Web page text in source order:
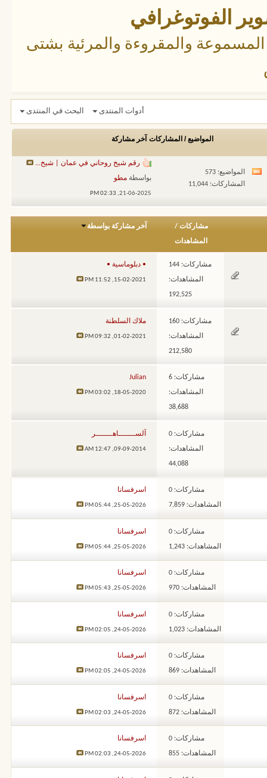
الفوتوغرافي
والمقروءة والمرئية بشتى
أدوات المنتدى البحث في المنتدى
المواضيع / المشاركات آخر مشاركة
مشاهدة
هذا
المواضيع: 573
المشاركات: 11,044
رقم شيخ روحاني في عمان | شيخ...
بواسطة مطو
21-06-2025,
02:33 PM
مشاركات /
المشاهدات
آخر مشاركة بواسطة
مشاركات: 144
المشاهدات:
192,525
• دبلوماسية •
15-02-2021,
11:52 PM
مشاركات: 160
المشاهدات:
212,580
ملاك السلطنة
01-02-2021,
09:32 PM
مشاركات: 6
المشاهدات:
38,688
Julian
18-05-2020,
03:02 PM
مشاركات: 0
المشاهدات:
44,088
آلســـــــاهـــــــر
09-09-2014,
12:47 AM
مشاركات: 0
المشاهدات: 7,859
اسرفسانا
25-05-2026,
05:44 PM
مشاركات: 0
المشاهدات: 1,243
اسرفسانا
25-05-2026,
05:44 PM
مشاركات: 0
المشاهدات: 970
اسرفسانا
25-05-2026,
05:43 PM
مشاركات: 0
المشاهدات: 1,023
اسرفسانا
24-05-2026,
02:05 PM
مشاركات: 0
المشاهدات: 869
اسرفسانا
24-05-2026,
02:05 PM
مشاركات: 0
المشاهدات: 872
اسرفسانا
24-05-2026,
02:03 PM
مشاركات: 0
المشاهدات: 855
اسرفسانا
24-05-2026,
02:03 PM